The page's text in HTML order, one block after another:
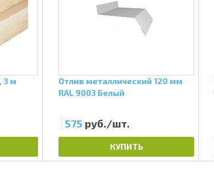
3 м
Отлив металлический 120 мм
RAL 9003 Белый
575 руб./шт.
КУПИТЬ